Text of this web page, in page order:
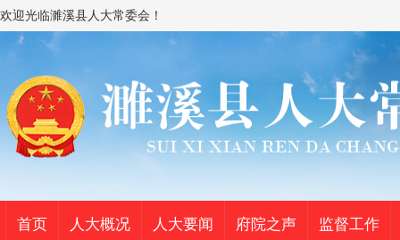
欢迎光临濉溪县人大常委会！
首页 人大概况 人大要闻 府院之声 监督工作